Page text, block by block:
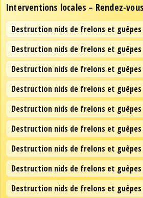
Interventions locales – Rendez-
Destruction nids de frelons et
Destruction nids de frelons et guêpes
Destruction nids de frelons et
Destruction nids de frelons et guêpes
Destruction nids de frelons et guêpes
Destruction nids de frelons et
Destruction nids de frelons et guêpes
Destruction nids de frelons et guêpes
Destruction nids de frelons et guêpes